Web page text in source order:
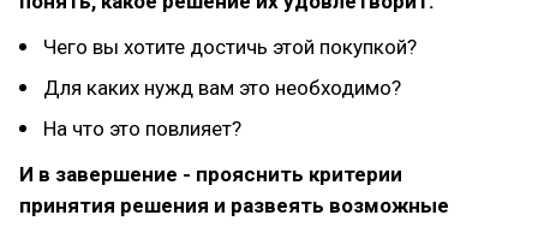
Чего вы хотите достичь этой покупкой?
Для каких нужд вам это необходимо?
На что это повлияет?
И в завершение - прояснить критерии
принятия решения и развеять возможные